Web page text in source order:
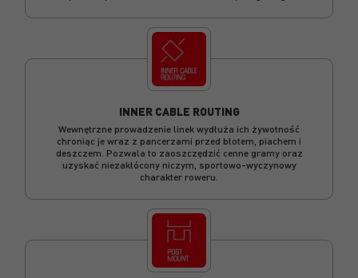
INNER CABLE ROUTING
Wewnętrzne prowadzenie linek wydłuża ich żywotność
chroniąc je wraz z pancerzami przed błotem, piachem i
deszczem. Pozwala to zaoszczędzić cenne gramy oraz
uzyskać niezakłócony niczym, sportowo-wyczynowy
charakter roweru.